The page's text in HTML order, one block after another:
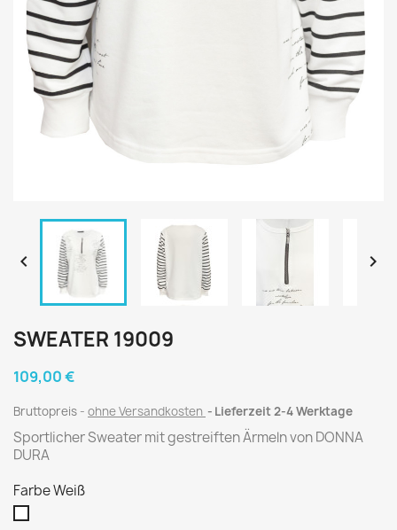
 
SWEATER 19009
109,00 €
Bruttopreis ohne Versandkosten Lieferzeit 2-4 Werktage
Sportlicher Sweater mit gestreiften Ärmeln von DONNA
DURA
Farbe Weiß